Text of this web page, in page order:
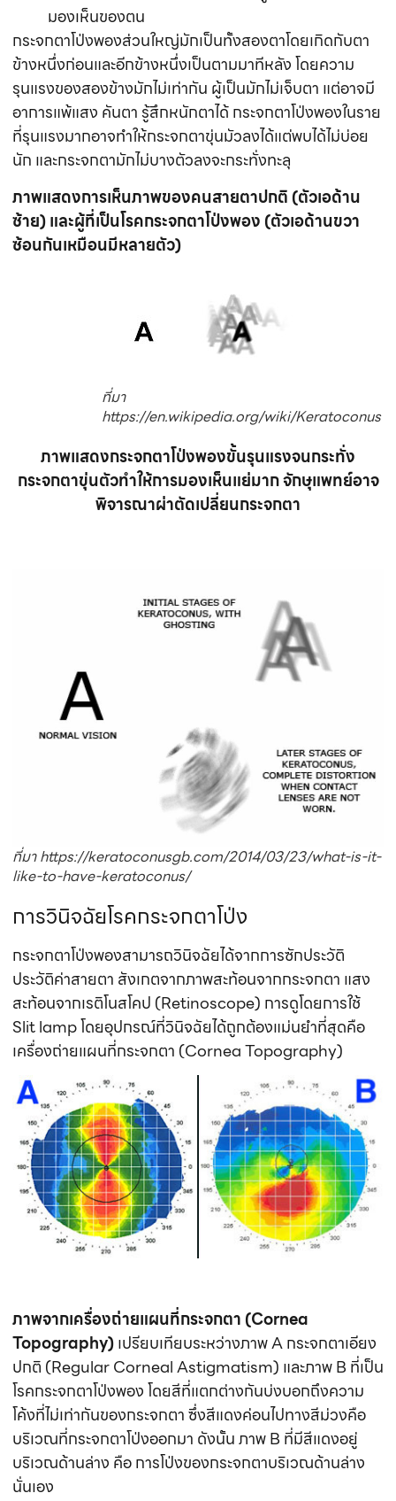
มองเห็นของตน
กระจกตาโป่งพองส่วนใหญ่มักเป็นทั้งสองตาโดยเกิดกับตา
ข้างหนึ่งก่อนและอีกข้างหนึ่งเป็นตามมาทีหลัง โดยความ
รุนแรงของสองข้างมักไม่เท่ากัน ผู้เป็นมักไม่เจ็บตา แต่อาจมี
อาการแพ้แสง คันตา รู้สึกหนักตาได้ กระจกตาโป่งพองในราย
ที่รุนแรงมากอาจทำให้กระจกตาขุ่นมัวลงได้แต่พบได้ไม่บ่อย
นัก และกระจกตามักไม่บางตัวลงจะกระทั่งทะลุ
ภาพแสดงการเห็นภาพของคนสายตาปกติ (ตัวเอด้าน
ซ้าย) และผู้ที่เป็นโรคกระจกตาโป่งพอง (ตัวเอด้านขวา
ซ้อนกันเหมือนมีหลายตัว)
ที่มา
https://en.wikipedia.org/wiki/Keratoconus
ภาพแสดงกระจกตาโป่งพองขั้นรุนแรงจนกระทั่ง
กระจกตาขุ่นตัวทำให้การมองเห็นแย่มาก จักษุแพทย์อาจ
พิจารณาผ่าตัดเปลี่ยนกระจกตา
ที่มา https://keratoconusgb.com/2014/03/23/what-is-it-
like-to-have-keratoconus/
การวินิจฉัยโรคกระจกตาโป่ง
กระจกตาโป่งพองสามารถวินิจฉัยได้จากการซักประวัติ
ประวัติค่าสายตา สังเกตจากภาพสะท้อนจากกระจกตา แสง
สะท้อนจากเรติโนสโคป (Retinoscope) การดูโดยการใช้
Slit lamp โดยอุปกรณ์ที่วินิจฉัยได้ถูกต้องแม่นยำที่สุดคือ
เครื่องถ่ายแผนที่กระจกตา (Cornea Topography)
ภาพจากเครื่องถ่ายแผนที่กระจกตา (Cornea
Topography)เปรียบเทียบระหว่างภาพ A กระจกตาเอียง
ปกติ (Regular Corneal Astigmatism) และภาพ B ที่เป็น
โรคกระจกตาโป่งพอง โดยสีที่แตกต่างกันบ่งบอกถึงความ
โค้งที่ไม่เท่ากันของกระจกตา ซึ่งสีแดงค่อนไปทางสีม่วงคือ
บริเวณที่กระจกตาโป่งออกมา ดังนั้น ภาพ B ที่มีสีแดงอยู่
บริเวณด้านล่าง คือ การโป่งของกระจกตาบริเวณด้านล่าง
นั่นเอง